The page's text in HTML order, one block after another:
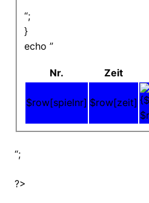
“;
}
echo ”
Nr. Zeit
$row[spielnr] $row[zeit]
“;
?>